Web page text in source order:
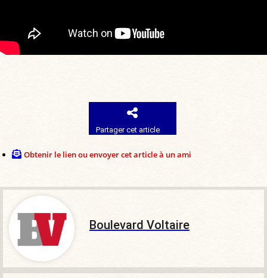
Partager cet article
Obtenir le lien ou envoyer cet article à un ami
Boulevard Voltaire